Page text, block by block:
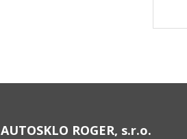
AUTOSKLO ROGER, s.r.o.